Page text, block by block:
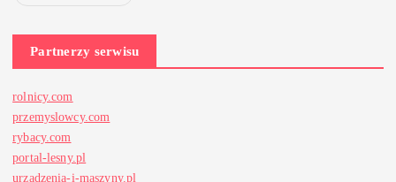
Partnerzy serwisu
rolnicy.com
przemyslowcy.com
rybacy.com
portal-lesny.pl
urzadzenia-i-maszyny.pl